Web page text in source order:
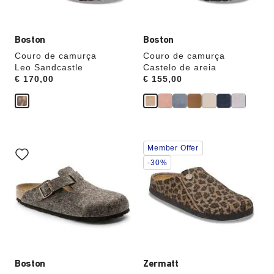
Boston
Couro de camurça
Leo Sandcastle
Price:
€ 170,00
produto
Boston
Couro de camurça
Castelo de areia
Price:
€ 155,00
produto
Boston
interação
com
cores
das
amostras
atualizará
produto
Zermatt
A
interação
com
cores
das
amostras
produto
Member Offer
-30%